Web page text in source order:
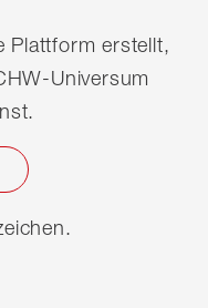
Plattform erstellt,
Universum